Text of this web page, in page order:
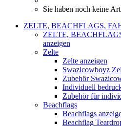
Sie haben noch keine
ZELTE, BEACHFLAGS,
ZELTE,
anzeigen
Zelte
Zelte anzeigen
Swazicowboyz
Zubehör
Individuell
Zubehör für
Beachflags
Beachflags
Beachflag